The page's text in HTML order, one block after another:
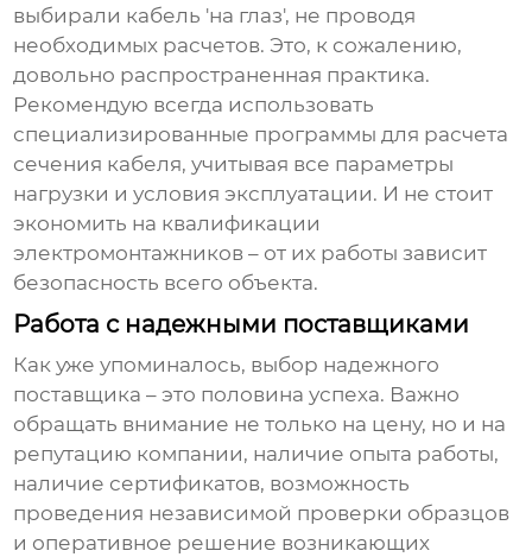
выбирали кабель 'на глаз', не проводя
необходимых расчетов. Это, к сожалению,
довольно распространенная практика.
Рекомендую всегда использовать
специализированные программы для расчета
сечения кабеля, учитывая все параметры
нагрузки и условия эксплуатации. И не стоит
экономить на квалификации
электромонтажников – от их работы зависит
безопасность всего объекта.
Работа с надежными поставщиками
Как уже упоминалось, выбор надежного
поставщика – это половина успеха. Важно
обращать внимание не только на цену, но и на
репутацию компании, наличие опыта работы,
наличие сертификатов, возможность
проведения независимой проверки образцов
и оперативное решение возникающих